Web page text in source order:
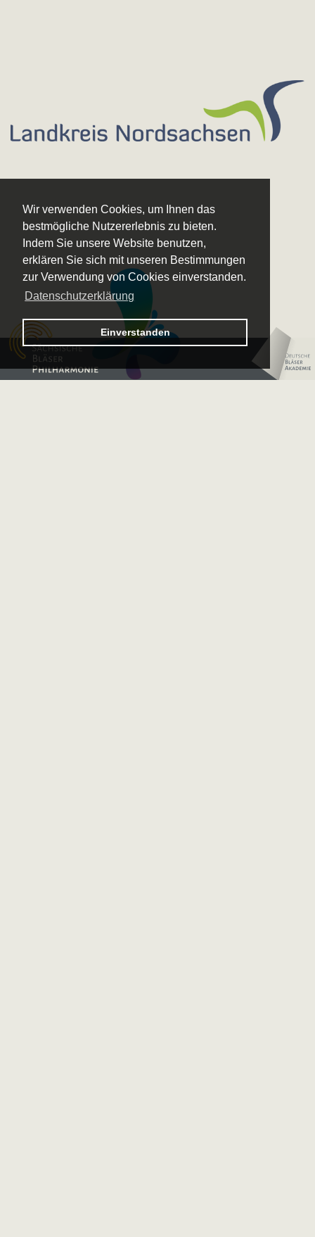
Wir verwenden Cookies, um Ihnen das
bestmögliche Nutzererlebnis zu bieten.
Indem Sie unsere Website benutzen,
erklären Sie sich mit unseren Bestimmungen
zur Verwendung von Cookies einverstanden.
Datenschutzerklärung
Einverstanden
Logo – Sächsische Bläserphilharmonie
Logo – Deutsche